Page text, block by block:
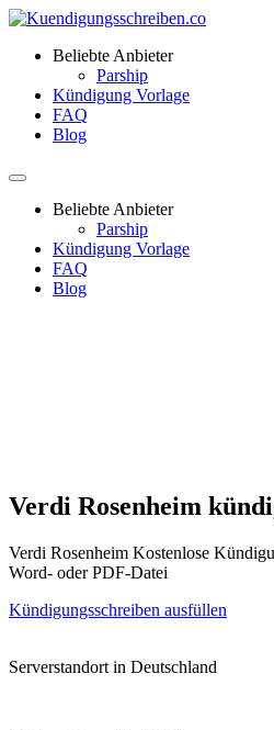
Beliebte Anbieter
Parship
Kündigung Vorlage
FAQ
Blog
Beliebte Anbieter
Parship
Kündigung Vorlage
FAQ
Blog
Verdi Rosenheim
Verdi Rosenheim Kostenlose
Word- oder PDF-Datei
Kündigungsschreiben ausfüllen
Serverstandort in Deutschland